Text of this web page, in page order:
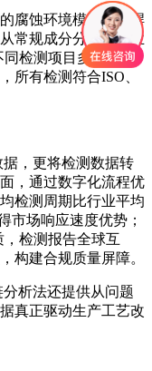
腐蚀环境模拟，从焊
常规成分分析到工业
检测项目多方奔
所有检测符合ISO、
，更将检测数据转
，通过数字化流程优
检测周期比行业平均
市场响应速度优势；
检测报告全球互
构建合规质量屏障。
析法还提供从问题
真正驱动生产工艺改